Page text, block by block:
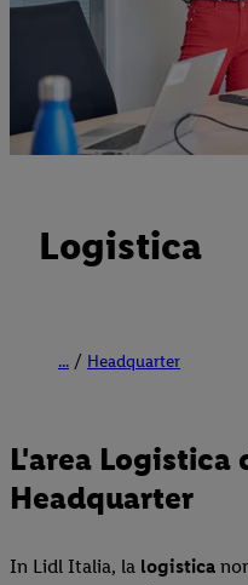
Logistica
... Headquarter
L'area Logistica
Headquarter
In Lidl Italia, la logistica